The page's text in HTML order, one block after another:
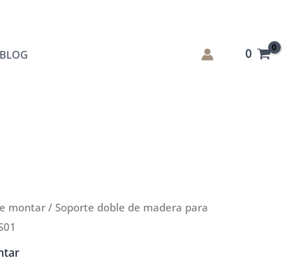
BLOG 0
montar/ Soporte doble de madera para